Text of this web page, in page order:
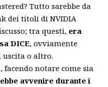
Tutto sarebbe da
dei titoli di NVIDIA
tra questi, era
DICE, ovviamente
uscita o altro.
facendo notare come sia
avvenire durante i